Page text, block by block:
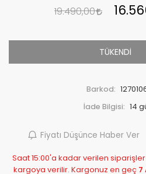
19.490,00
TÜKENDİ
Barkod:
İade Bilgisi:
Fiyatı Düşünce Haber Ver
Saat 15:00'a kadar verilen
kargoya verilir. Kargonuz en geç 7